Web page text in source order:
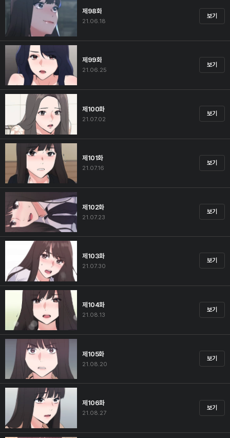
제98화
21.06.18
보기
제99화
21.06.25
보기
제100화
21.07.02
보기
제101화
21.07.16
보기
제102화
21.07.23
보기
제103화
21.07.30
보기
제104화
21.08.13
보기
제105화
21.08.20
보기
제106화
21.08.27
보기